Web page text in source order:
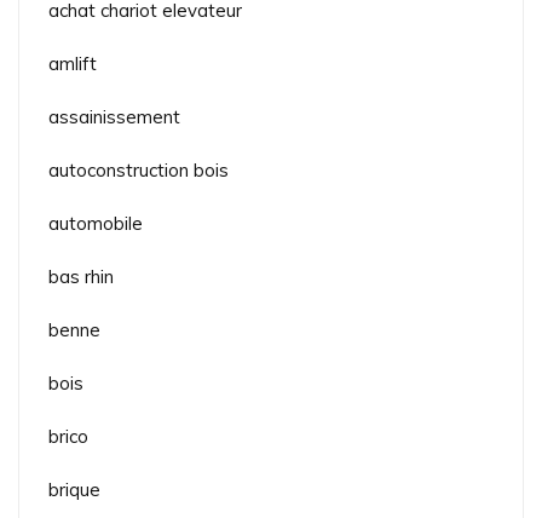
achat chariot elevateur
amlift
assainissement
autoconstruction bois
automobile
bas rhin
benne
bois
brico
brique